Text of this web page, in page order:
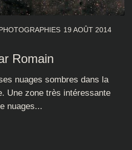
19 AOÛT 2014
Romain
nuages sombres dans la
Une zone très intéressante
nuages...